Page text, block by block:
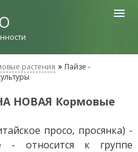
растения » Пайзе -
НОВАЯ Кормовые
просо, просянка) -
- относится к группе